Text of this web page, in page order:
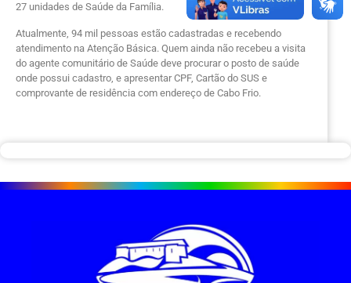
27 unidades de Saúde da Família.
Atualmente, 94 mil pessoas estão cadastradas e recebendo
atendimento na Atenção Básica. Quem ainda não recebeu a visita
do agente comunitário de Saúde deve procurar o posto de saúde
onde possui cadastro, e apresentar CPF, Cartão do SUS e
comprovante de residência com endereço de Cabo Frio.